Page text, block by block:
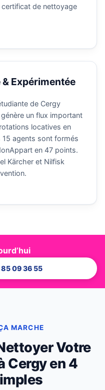
de nettoyage
& Expérimentée
de Cergy
un flux important
locatives en
agents sont formés
en 47 points.
Kärcher et Nilfisk
09 36 55
MARCHE
Votre
Cergy en 4